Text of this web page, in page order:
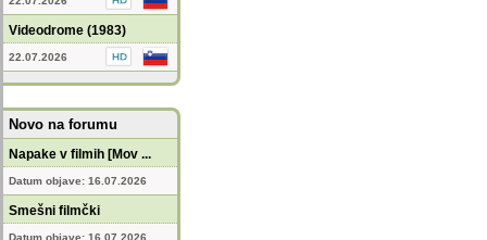
Videodrome (1983)
22.07.2026
Novo na forumu
Napake v filmih [Mov ...
Datum objave: 16.07.2026
Smešni filmčki
Datum objave: 16.07.2026